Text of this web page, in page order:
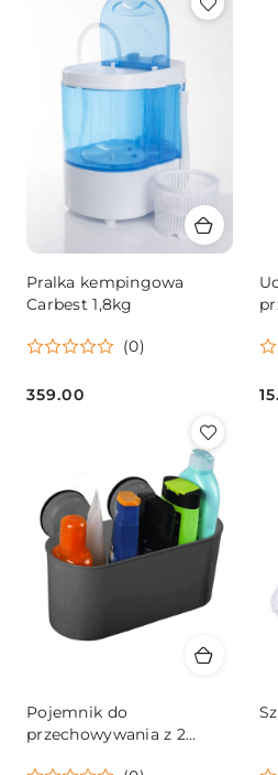
Pralka kempingowa
Carbest 1,8kg
(0)
Cena:
359.00
Pojemnik do
przechowywania z 2